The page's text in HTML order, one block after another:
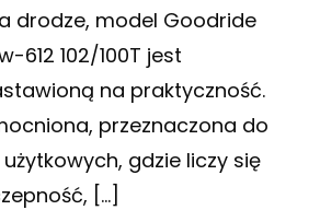
drodze, model Goodride
612 102/100T jest
na praktyczność.
przeznaczona do
gdzie liczy się
[…]